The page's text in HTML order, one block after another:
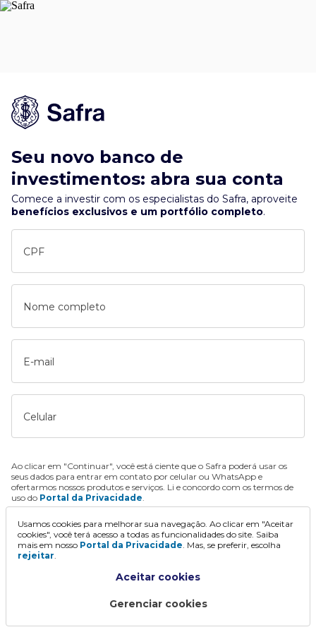
Seu novo banco de
investimentos: abra sua conta
Comece a investir com os especialistas do Safra, aproveite
benefícios exclusivos e um portfólio completo.
CPF
Nome completo
E-mail
Celular
Ao clicar em "Continuar", você está ciente que o Safra poderá usar os
seus dados para entrar em contato por celular ou WhatsApp e
ofertarmos nossos produtos e serviços. Li e concordo com os termos de
uso do Portal da Privacidade.
Continuar
Usamos cookies para melhorar sua navegação. Ao clicar em "Aceitar
cookies", você terá acesso a todas as funcionalidades do site. Saiba
mais em nosso Portal da Privacidade. Mas, se preferir, escolha
rejeitar.
Aceitar cookies
Gerenciar cookies